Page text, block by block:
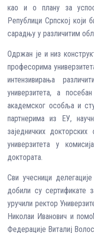
као и о плану за
Републици Српској који
сарадњу у различитим
Одржан је и низ
професорима
интензивирања
универзитета, а
академског особља и
партнерима из ЕУ,
заједничких
универзитета у
доктората.
Сви учесници
добили су
уручили ректор
Николаи Иванович и
Федерације Виталиј